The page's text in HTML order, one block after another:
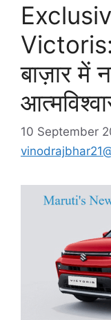
Victoris:
बाज़ार में
10 September